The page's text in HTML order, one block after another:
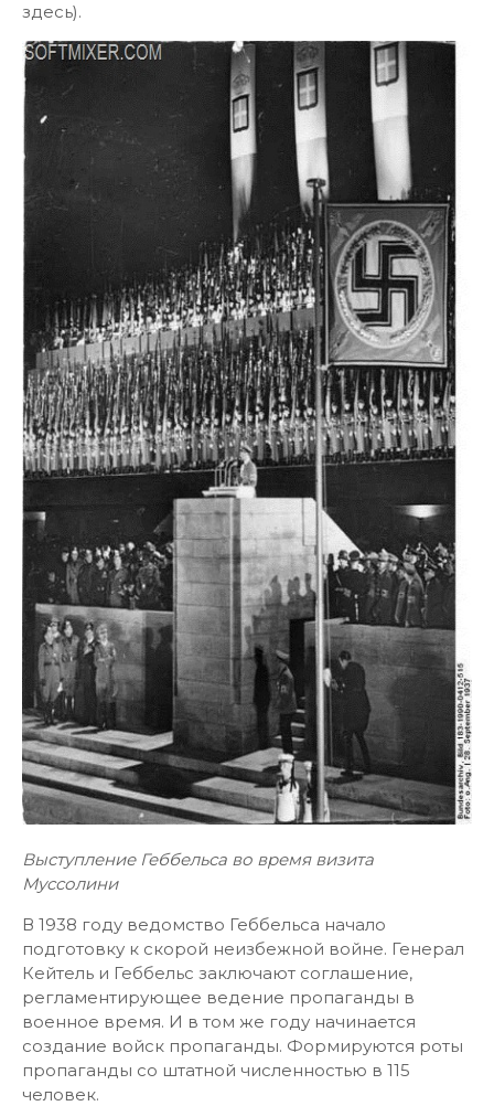
здесь).
Выступление Геббельса во время визита
Муссолини
В 1938 году ведомство Геббельса начало
подготовку к скорой неизбежной войне. Генерал
Кейтель и Геббельс заключают соглашение,
регламентирующее ведение пропаганды в
военное время. И в том же году начинается
создание войск пропаганды. Формируются роты
пропаганды со штатной численностью в 115
человек.